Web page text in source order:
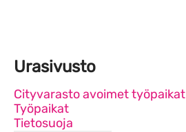
Urasivusto
Cityvarasto avoimet työpaikat
Työpaikat
Tietosuoja